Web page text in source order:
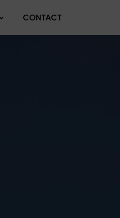
CONTACT